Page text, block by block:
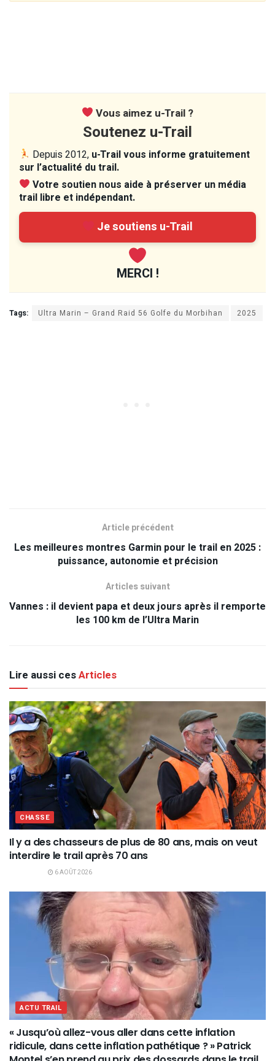
Vous aimez u-Trail ?
Soutenez u-Trail
Depuis 2012, u-Trail vous informe gratuitement
sur l’actualité du trail.
Votre soutien nous aide à préserver un média
trail libre et indépendant.
Je soutiens u-Trail
MERCI !
Tags: Ultra Marin – Grand Raid 56 Golfe du Morbihan 2025
Article précédent
Les meilleures montres Garmin pour le trail en 2025 :
puissance, autonomie et précision
Articles suivant
Vannes : il devient papa et deux jours après il remporte
les 100 km de l’Ultra Marin
Lire aussi cesArticles
CHASSE
Il y a des chasseurs de plus de 80 ans, mais on veut
interdire le trail après 70 ans
6 AOÛT 2026
ACTU TRAIL
« Jusqu’où allez-vous aller dans cette inflation
ridicule, dans cette inflation pathétique ? » Patrick